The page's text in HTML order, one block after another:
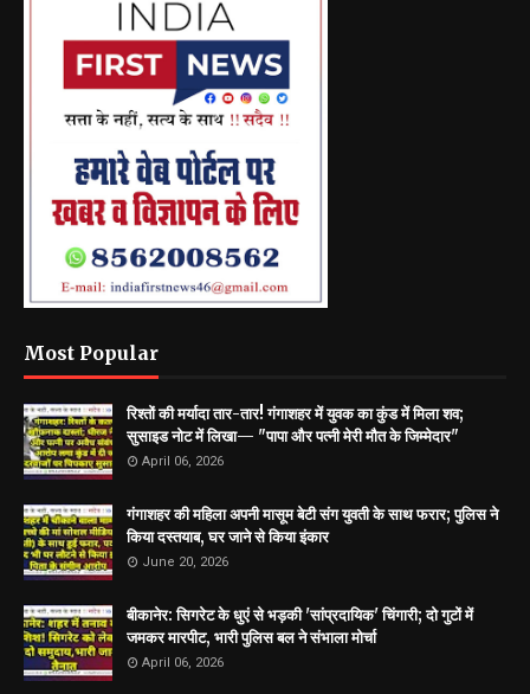
Most Popular
रिश्तों की मर्यादा तार-तार! गंगाशहर में युवक का कुंड में मिला शव;
सुसाइड नोट में लिखा— "पापा और पत्नी मेरी मौत के जिम्मेदार"
April 06, 2026
गंगाशहर की महिला अपनी मासूम बेटी संग युवती के साथ फरार; पुलिस ने
किया दस्तयाब, घर जाने से किया इंकार
June 20, 2026
बीकानेर: सिगरेट के धुएं से भड़की 'सांप्रदायिक' चिंगारी; दो गुटों में
जमकर मारपीट, भारी पुलिस बल ने संभाला मोर्चा
April 06, 2026